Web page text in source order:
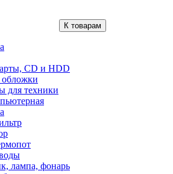
К товарам
CD и HDD
для техники
лампа, фонарь